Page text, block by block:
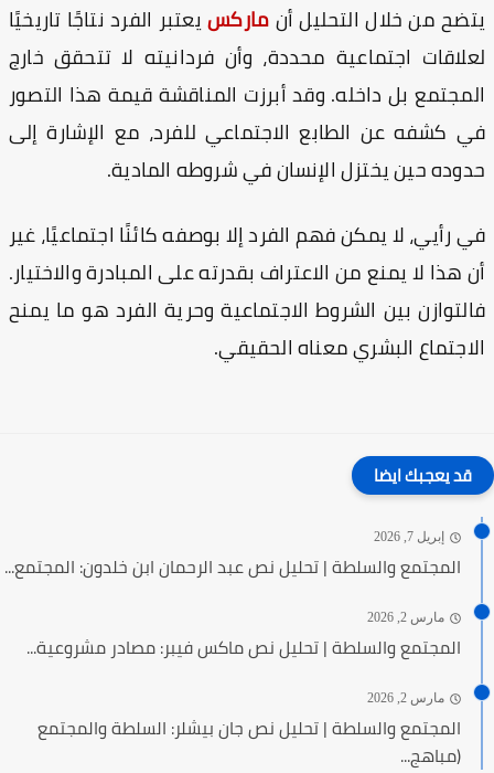
من خلال التحليل أنماركسيعتبر الفرد نتاجًا تاريخيًا
اجتماعية محددة، وأن فردانيته لا تتحقق خارج
بل داخله. وقد أبرزت المناقشة قيمة هذا التصور
كشفه عن الطابع الاجتماعي للفرد، مع الإشارة إلى
حين يختزل الإنسان في شروطه المادية.
رأيي، لا يمكن فهم الفرد إلا بوصفه كائنًا اجتماعيًا، غير
هذا لا يمنع من الاعتراف بقدرته على المبادرة والاختيار.
بين الشروط الاجتماعية وحرية الفرد هو ما يمنح
البشري معناه الحقيقي.
قد يعجبك ايضا
إبريل 7, 2026
المجتمع والسلطة | تحليل نص عبد الرحمان ابن خلدون: المجتمع...
مارس 2, 2026
المجتمع والسلطة | تحليل نص ماكس فيبر: مصادر مشروعية...
مارس 2, 2026
المجتمع والسلطة | تحليل نص جان بيشلر: السلطة والمجتمع
(مباهج...